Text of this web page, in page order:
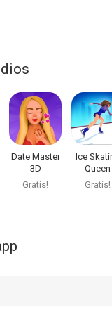
Date Master
3D
Gratis!
Ice
Queen
Gratis!